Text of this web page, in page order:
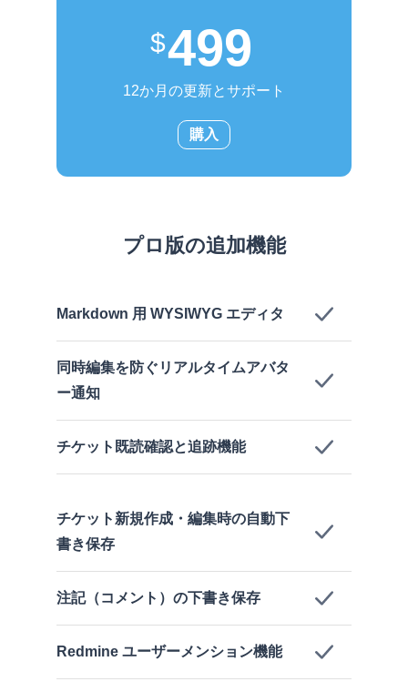
499
12か月の更新とサポート
購入
プロ版の追加機能
Markdown 用 WYSIWYG エディタ
同時編集を防ぐリアルタイムアバタ
ー通知
チケット既読確認と追跡機能
チケット新規作成・編集時の自動下
書き保存
注記（コメント）の下書き保存
Redmine ユーザーメンション機能